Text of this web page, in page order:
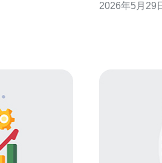
好性与成本比
2026年5月29